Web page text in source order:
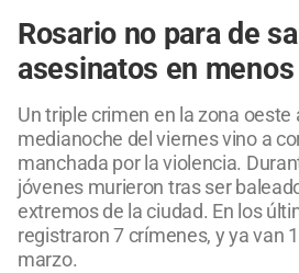
Rosario no para de
asesinatos en
Un triple crimen en la zona oeste
medianoche del viernes vino a
manchada por la violencia.
jóvenes murieron tras ser
extremos de la ciudad. En los
registraron 7 crímenes, y ya van
marzo.